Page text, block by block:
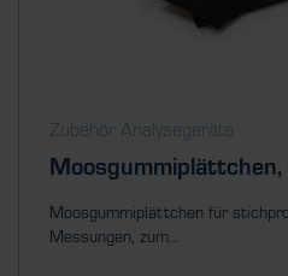
Zubehör Analysegeräte
Moosgummiplättchen,
Moosgummiplättchen für
Messungen, zum...